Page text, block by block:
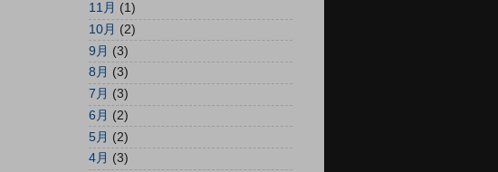
11月 (1)
10月 (2)
9月 (3)
8月 (3)
7月 (3)
6月 (2)
5月 (2)
4月 (3)